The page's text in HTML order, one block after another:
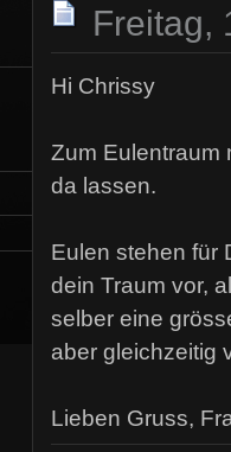
Freitag,
Hi Chrissy
Zum Eulentraum
da lassen.
Eulen stehen für
dein Traum vor,
selber eine
aber gleichzeitig
Lieben Gruss,